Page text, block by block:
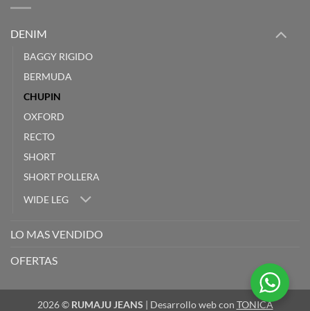
DENIM
BAGGY RIGIDO
BERMUDA
CHUPIN
OXFORD
RECTO
SHORT
SHORT POLLERA
WIDE LEG
LO MAS VENDIDO
OFERTAS
2026 © RUMAJU JEANS | Desarrollo web con TONICA